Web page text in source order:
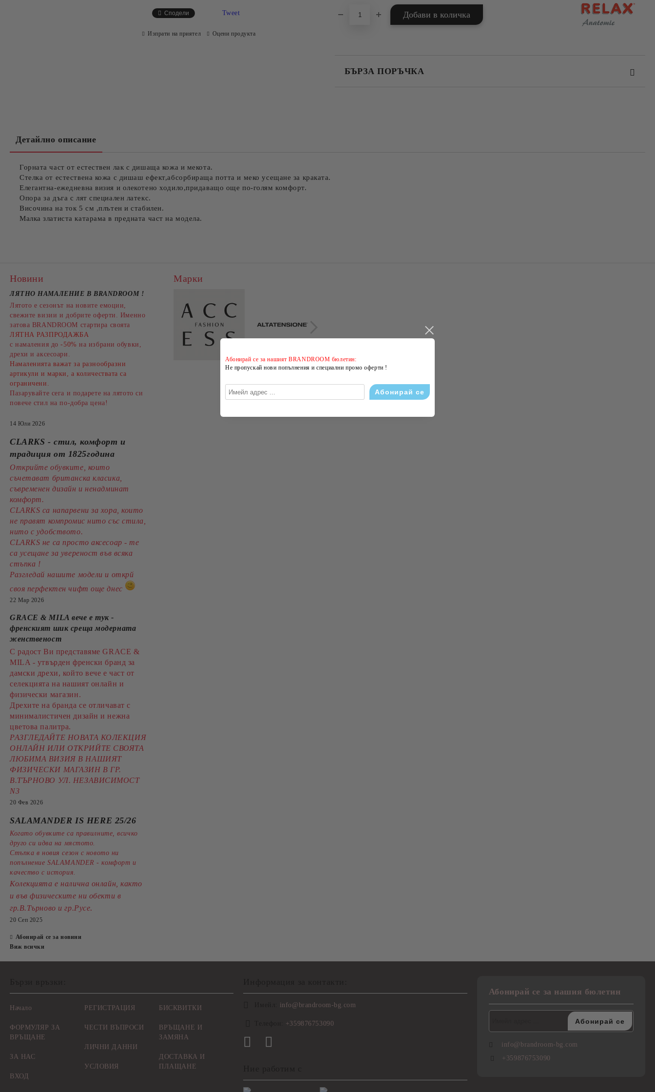
БЪРЗА ПОРЪЧКА
Сподели Tweet
Изпрати на приятел Оцени продукта
Детайлно описание
Горната част от естествен лак с дишаща кожа и мекота.
Стелка от естествена кожа с дишаш ефект,абсорбираща потта и меко усещане за краката.
Елегантна-ежедневна визия и олекотено ходило,придаващо още по-голям комфорт.
Опора за дъга с лят специален латекс.
Височина на ток 5 см ,плътен и стабилен.
Малка златиста катарама в предната част на модела.
Новини
ЛЯТНО НАМАЛЕНИЕ В BRANDROOM !
Лятото е сезонът на новите емоции,
свежите визии и добрите оферти. Именно
затова BRANDROOM стартира своята
ЛЯТНА РАЗПРОДАЖБА
с намаления до -50% на избрани обувки,
дрехи и аксесоари.
Намаленията важат за разнообразни
артикули и марки, а количествата са
ограничени.
Пазарувайте сега и подарете на лятото си
повече стил на по-добра цена!
14 Юли 2026
CLARKS - стил, комфорт и
традиция от 1825година
Открийте обувките, които
съчетават британска класика,
съвременен дизайн и ненадминат
комфорт.
CLARKS са напарвени за хора, които
не правят компромис нито със стила,
нито с удобството.
CLARKS не са просто аксесоар - те
са усещане за увереност във всяка
стъпка !
Разгледай нашите модели и открй
своя перфектен чифт още днес
22 Мар 2026
GRACE & MILA вече е тук -
френският шик среща модерната
женственост
С радост Ви представяме GRACE &
MILA - утвърден френски бранд за
дамски дрехи, който вече е част от
селекцията на нашият онлайн и
физически магазин.
Дрехите на бранда се отличават с
минималистичен дизайн и нежна
цветова палитра.
РАЗГЛЕДАЙТЕ НОВАТА КОЛЕКЦИЯ
ОНЛАЙН ИЛИ ОТКРИЙТЕ СВОЯТА
ЛЮБИМА ВИЗИЯ В НАШИЯТ
ФИЗИЧЕСКИ МАГАЗИН В ГР.
В.ТЪРНОВО УЛ. НЕЗАВИСИМОСТ
N3
20 Фев 2026
SALAMANDER IS HERE 25/26
Когато обувките са правилните, всичко
друго си идва на мястото.
Стъпка в новия сезон с новото ни
попълнение SALAMANDER - комфорт и
качество с история.
Колекцията е налична онлайн, както
и във физическите ни обекти в
гр.В.Търново и гр.Русе.
20 Сеп 2025
Абонирай се за новини
Виж всички
Марки
Начало
ФОРМУЛЯР ЗА
ВРЪЩАНЕ
ЗА НАС
ВХОД
РЕГИСТРАЦИЯ
ЧЕСТИ ВЪПРОСИ
ЛИЧНИ ДАННИ
УСЛОВИЯ
БИСКВИТКИ
ВРЪЩАНЕ И
ЗАМЯНА
ДОСТАВКА И
ПЛАЩАНЕ
info@brandroom-bg.com
+359876753090
Абонирай се за нашия бюлетин
info@brandroom-bg.com
+359876753090
Абонирай се за нашият BRANDROOM бюлетин:
Не пропускай нови попълнения и специални промо оферти !